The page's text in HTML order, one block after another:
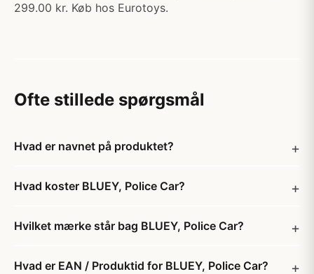
299.00 kr. Køb hos Eurotoys.
Ofte stillede spørgsmål
Hvad er navnet på produktet?
Hvad koster BLUEY, Police Car?
Hvilket mærke står bag BLUEY, Police Car?
Hvad er EAN / Produktid for BLUEY, Police Car?